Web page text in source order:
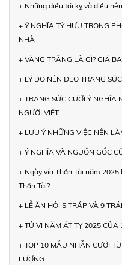
+ Những điều tối kỵ và điều
+ Ý NGHĨA TỲ HƯU TRONG
NHÀ
+ VÀNG TRẮNG LÀ GÌ? GIÁ
+ LÝ DO NÊN ĐEO TRANG
+ TRANG SỨC CƯỚI Ý NGHĨA
NGƯỜI VIỆT
+ LƯU Ý NHỮNG VIỆC NÊN
+ Ý NGHĨA VÀ NGUỒN GỐC
+ Ngày vía Thần Tài năm
Thần Tài?
+ LỄ ĂN HỎI 5 TRÁP VÀ 9
+ TỬ VI NĂM ẤT TỴ 2025 CỦA
+ TOP 10 MẪU NHẪN CƯỚI
LƯỢNG